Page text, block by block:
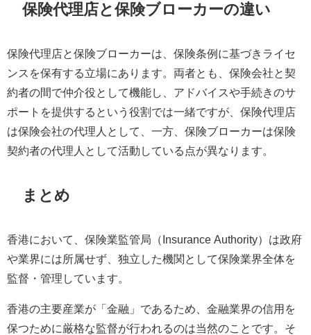
保険代理店と保険ブローカーの違い
保険代理店と保険ブローカーは、保険条例に基づきライセ
ンスを保有する立場にあります。両者とも、保険会社と契
約者の間で仲介役として機能し、アドバイスや手続きのサ
ポートを提供するという役割では一緒ですが、保険代理店
は保険会社の代理人として、一方、保険ブローカーは保険
契約者の代理人として活動している点が異なります。
まとめ
香港において、保険業監管局（Insurance Authority）は政府
や業界には所属せず、独立した機関として保険業界全体を
監督・管理しています。
香港の主要産業が「金融」であるため、金融業界の信用を
保つために厳格な監督が行われるのは当然のことです。そ